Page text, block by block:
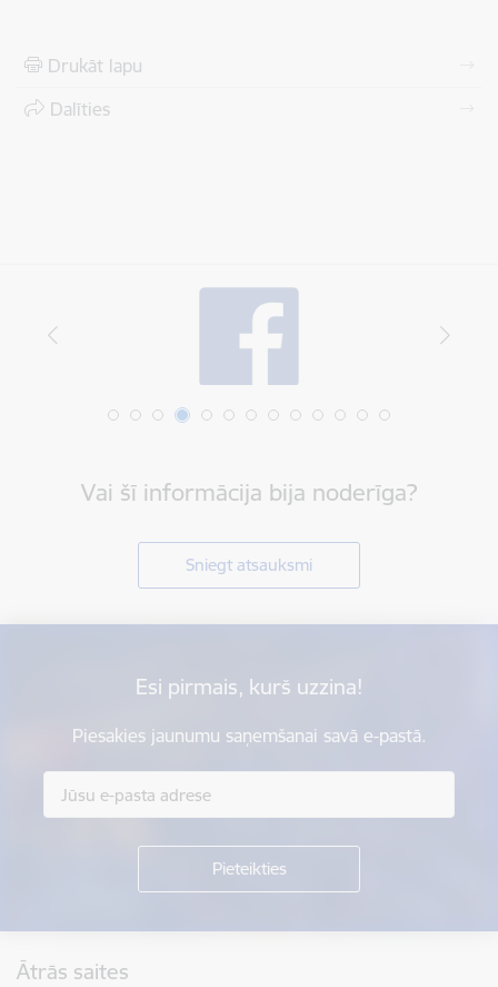
Drukāt lapu
Dalīties
Vai šī informācija bija noderīga?
Sniegt atsauksmi
Esi pirmais, kurš uzzina!
Piesakies jaunumu saņemšanai savā e-pastā.
Ātrās saites